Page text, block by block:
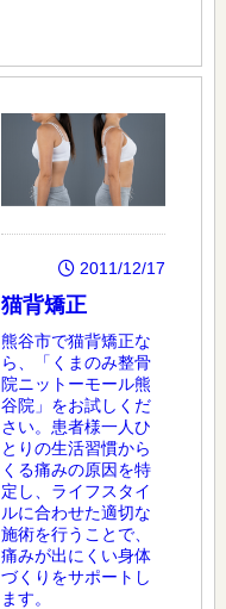
2011/12/17
猫背矯正
熊谷市で猫背矯正な
ら、「くまのみ整骨
院ニットーモール熊
谷院」をお試しくだ
さい。患者様一人ひ
とりの生活習慣から
くる痛みの原因を特
定し、ライフスタイ
ルに合わせた適切な
施術を行うことで、
痛みが出にくい身体
づくりをサポートし
ます。